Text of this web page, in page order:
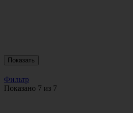
Показать
Фильтр
Показано 7 из 7